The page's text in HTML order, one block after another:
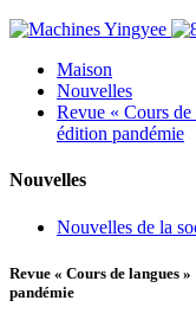
Maison
Nouvelles
Revue « Cours
édition pandémie
Nouvelles
Nouvelles de la
Revue « Cours de langues
pandémie